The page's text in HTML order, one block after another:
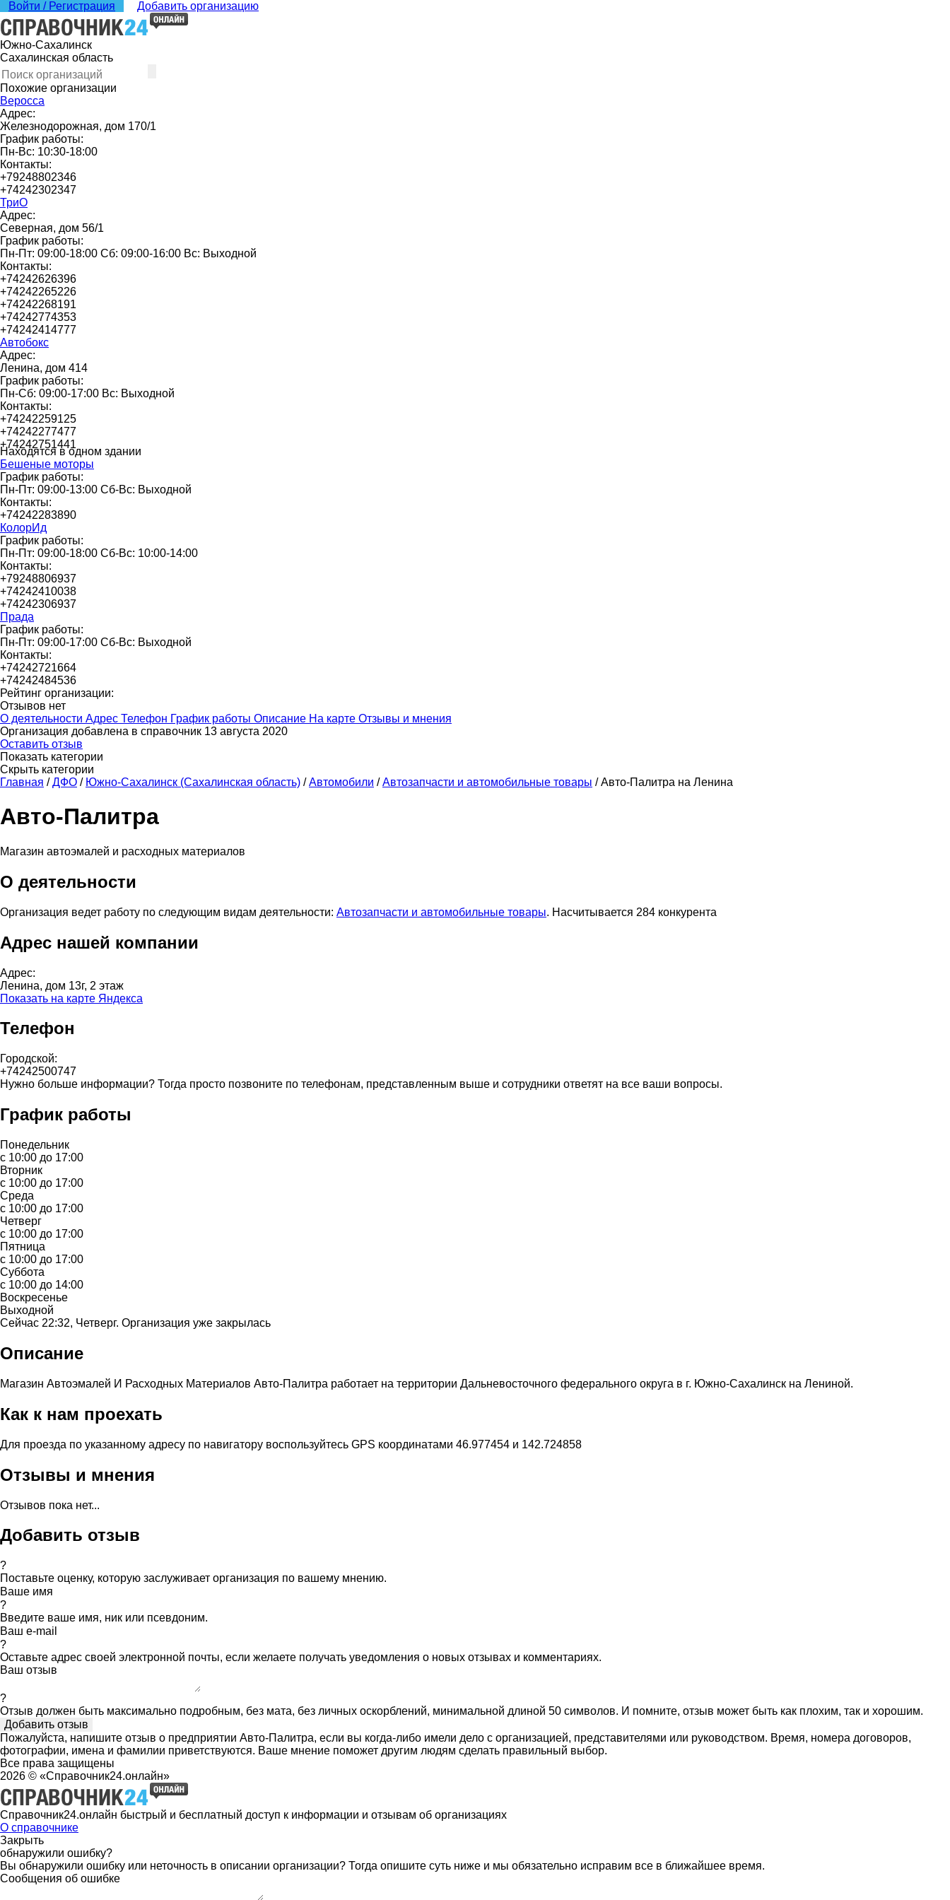
Войти / Регистрация Добавить организацию
Южно-Сахалинск
Сахалинская область
Похожие организации
Веросса
Адрес:
Железнодорожная, дом 170/1
График работы:
Пн-Вс: 10:30-18:00
Контакты:
+79248802346
+74242302347
ТриО
Адрес:
Северная, дом 56/1
График работы:
Пн-Пт: 09:00-18:00 Сб: 09:00-16:00 Вс: Выходной
Контакты:
+74242626396
+74242265226
+74242268191
+74242774353
+74242414777
Автобокс
Адрес:
Ленина, дом 414
График работы:
Пн-Сб: 09:00-17:00 Вс: Выходной
Контакты:
+74242259125
+74242277477
+74242751441
Находятся в одном здании
Бешеные моторы
График работы:
Пн-Пт: 09:00-13:00 Сб-Вс: Выходной
Контакты:
+74242283890
КолорИд
График работы:
Пн-Пт: 09:00-18:00 Сб-Вс: 10:00-14:00
Контакты:
+79248806937
+74242410038
+74242306937
Прада
График работы:
Пн-Пт: 09:00-17:00 Сб-Вс: Выходной
Контакты:
+74242721664
+74242484536
Рейтинг организации:
Отзывов нет
О деятельности Адрес Телефон График работы Описание На карте Отзывы и мнения
Организация добавлена в справочник 13 августа 2020
Оставить отзыв
Показать категории
Скрыть категории
Главная / ДФО / Южно-Сахалинск (Сахалинская область) / Автомобили / Автозапчасти и автомобильные товары / Авто-Палитра на Ленина
Авто-Палитра
Магазин автоэмалей и расходных материалов
О деятельности
Организация ведет работу по следующим видам деятельности: Автозапчасти и автомобильные товары. Насчитывается 284 конкурента
Адрес нашей компании
Адрес:
Ленина, дом 13г, 2 этаж
Показать на карте Яндекса
Телефон
Городской:
+74242500747
Нужно больше информации? Тогда просто позвоните по телефонам, представленным выше и сотрудники ответят на все ваши вопросы.
График работы
Понедельник
с 10:00 до 17:00
Вторник
с 10:00 до 17:00
Среда
с 10:00 до 17:00
Четверг
с 10:00 до 17:00
Пятница
с 10:00 до 17:00
Суббота
с 10:00 до 14:00
Воскресенье
Выходной
Сейчас 22:32, Четверг. Организация уже закрылась
Описание
Магазин Автоэмалей И Расходных Материалов Авто-Палитра работает на территории Дальневосточного федерального округа в г. Южно-Сахалинск на Лениной.
Как к нам проехать
Для проезда по указанному адресу по навигатору воспользуйтесь GPS координатами 46.977454 и 142.724858
Отзывы и мнения
Отзывов пока нет...
Добавить отзыв
?
Поставьте оценку, которую заслуживает организация по вашему мнению.
Ваше имя
?
Введите ваше имя, ник или псевдоним.
Ваш e-mail
?
Оставьте адрес своей электронной почты, если желаете получать уведомления о новых отзывах и комментариях.
Ваш отзыв
?
Отзыв должен быть максимально подробным, без мата, без личных оскорблений, минимальной длиной 50 символов. И помните, отзыв может быть как плохим, так и хорошим.
Пожалуйста, напишите отзыв о предприятии Авто-Палитра, если вы когда-либо имели дело с организацией, представителями или руководством. Время, номера договоров,
фотографии, имена и фамилии приветствуются. Ваше мнение поможет другим людям сделать правильный выбор.
Все права защищены
2026 © «Справочник24.онлайн»
Справочник24.онлайн быстрый и бесплатный доступ к информации и отзывам об организациях
О справочнике
Закрыть
обнаружили ошибку?
Вы обнаружили ошибку или неточность в описании организации? Тогда опишите суть ниже и мы обязательно исправим все в ближайшее время.
Сообщения об ошибке